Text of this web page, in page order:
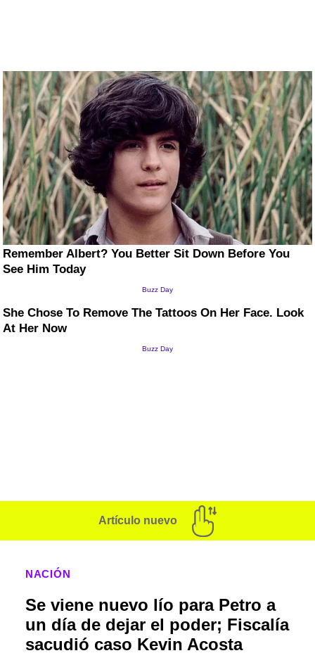
Artículo nuevo
NACIÓN
Se viene nuevo lío para Petro a
un día de dejar el poder; Fiscalía
sacudió caso Kevin Acosta